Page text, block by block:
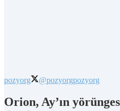
pozyorg @pozyorgpozyorg
Orion, Ay’ın